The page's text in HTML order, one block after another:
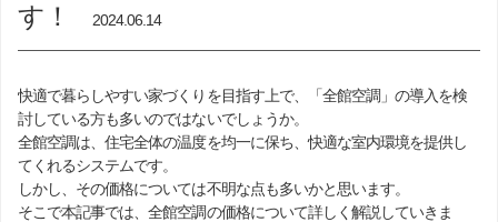
す！
2024.06.14
快適で暮らしやすい家づくりを目指す上で、「全館空調」の導入を検
討している方も多いのではないでしょうか。
全館空調は、住宅全体の温度を均一に保ち、快適な室内環境を提供し
てくれるシステムです。
しかし、その価格については不明な点も多いかと思います。
そこで本記事では、全館空調の価格について詳しく解説していきま